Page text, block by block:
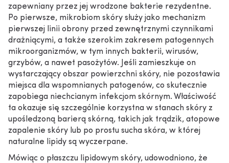
zapewniany przez jej wrodzone bakterie rezydentne.
Po pierwsze, mikrobiom skóry służy jako mechanizm
pierwszej linii obrony przed zewnętrznymi czynnikami
drażniącymi, a także szerokim zakresem patogennych
mikroorganizmów, w tym innych bakterii, wirusów,
grzybów, a nawet pasożytów. Jeśli zamieszkuje on
wystarczający obszar powierzchni skóry, nie pozostawia
miejsca dla wspomnianych patogenów, co skutecznie
zapobiega niechcianym infekcjom skórnym. Właściwość
ta okazuje się szczególnie korzystna w stanach skóry z
upośledzoną barierą skórną, takich jak trądzik, atopowe
zapalenie skóry lub po prostu sucha skóra, w której
naturalne lipidy są wyczerpane.
Mówiąc o płaszczu lipidowym skóry, udowodniono, że